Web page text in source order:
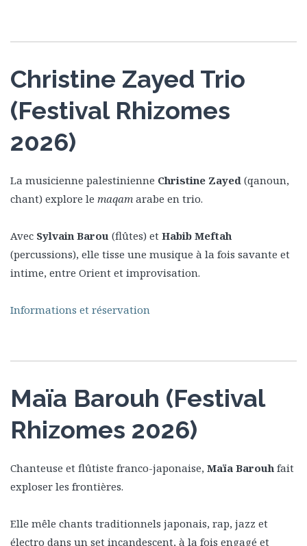
Christine Zayed Trio
(Festival Rhizomes
2026)
La musicienne palestinienne Christine Zayed (qanoun,
chant) explore le maqam arabe en trio.
Avec Sylvain Barou (flûtes) et Habib Meftah
(percussions), elle tisse une musique à la fois savante et
intime, entre Orient et improvisation.
Informations et réservation
Maïa Barouh (Festival
Rhizomes 2026)
Chanteuse et flûtiste franco-japonaise, Maïa Barouh fait
exploser les frontières.
Elle mêle chants traditionnels japonais, rap, jazz et
électro dans un set incandescent, à la fois engagé et